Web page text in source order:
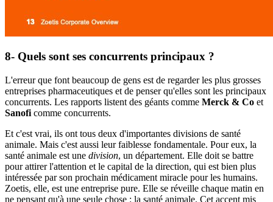
8- Quels sont ses concurrents principaux ?
L'erreur que font beaucoup de gens est de regarder les plus grosses
entreprises pharmaceutiques et de penser qu'elles sont les principaux
concurrents. Les rapports listent des géants comme Merck & Co et
Sanofi comme concurrents.
Et c'est vrai, ils ont tous deux d'importantes divisions de santé
animale. Mais c'est aussi leur faiblesse fondamentale. Pour eux, la
santé animale est une division, un département. Elle doit se battre
pour attirer l'attention et le capital de la direction, qui est bien plus
intéressée par son prochain médicament miracle pour les humains.
Zoetis, elle, est une entreprise pure. Elle se réveille chaque matin en
ne pensant qu'à une seule chose : la santé animale. Cet accent mis